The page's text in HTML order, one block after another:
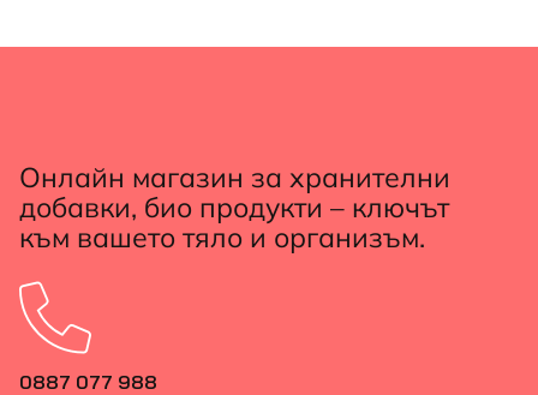
Онлайн магазин за хранителни
добавки, био продукти – ключът
към вашето тяло и организъм.
0887 077 988